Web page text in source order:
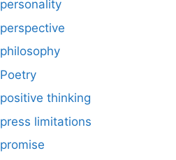
personality
perspective
philosophy
Poetry
positive thinking
press limitations
promise